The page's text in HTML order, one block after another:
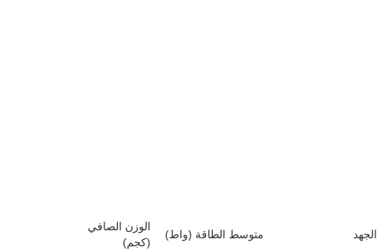
الجهد متوسط الطاقة (واط)
الوزن الصافي
(كجم)